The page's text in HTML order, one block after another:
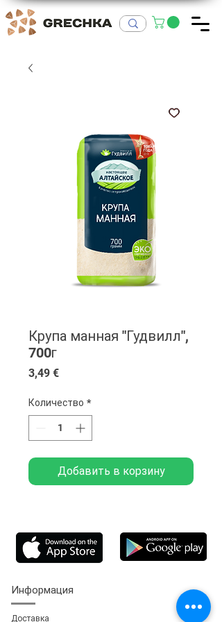
Крупа манная "Гудвилл",
700г
3,49 €Цена
Количество *
Добавить в корзину
Информация
Доставка